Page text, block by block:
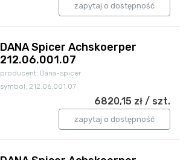
zapytaj o dostępność
DANA Spicer Achskoerper
212.06.001.07
producent: Dana-spicer
symbol: 212.06.001.07
6820,15 zł / szt.
zapytaj o dostępność